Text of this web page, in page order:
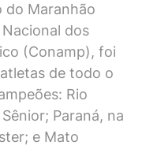
do Maranhão
dos
(Conamp), foi
de todo o
Rio
Paraná, na
e Mato